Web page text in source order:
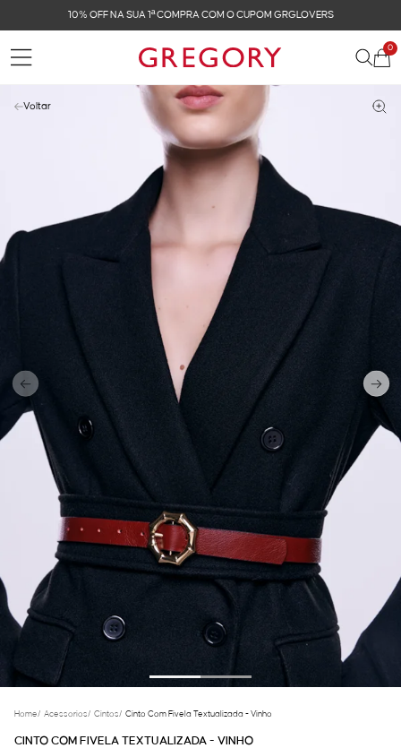
10% OFF NA SUA 1ª COMPRA COM O CUPOM GRGLOVERS
0
Voltar
Home/ Acessorios/ Cintos/ Cinto Com Fivela Textualizada - Vinho
CINTO COM FIVELA TEXTUALIZADA - VINHO